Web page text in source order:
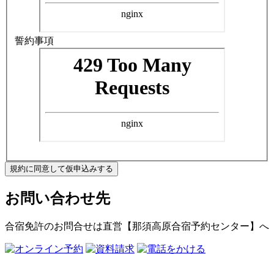
誓約事項
規約に同意して仮申込みする
お問い合わせ先
合宿免許のお問合せは直営【那須高原合宿予約センター】 へ